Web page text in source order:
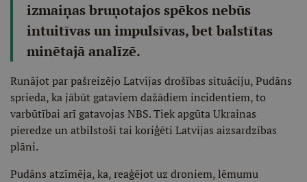
izmaiņas bruņotajos spēkos nebūs
intuitīvas un impulsīvas, bet balstītas
minētajā analīzē.
Runājot par pašreizējo Latvijas drošības situāciju, Pudāns
sprieda, ka jābūt gataviem dažādiem incidentiem, to
varbūtībai arī gatavojas NBS. Tiek apgūta Ukrainas
pieredze un atbilstoši tai koriģēti Latvijas aizsardzības
plāni.
Pudāns atzīmēja, ka, reaģējot uz droniem, lēmumu